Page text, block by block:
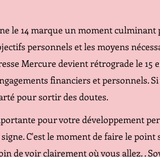
le 14 marque un moment culminant
personnels et les moyens
Mercure devient rétrograde le 15
financiers et personnels. Si
pour sortir des doutes.
pour votre développement
C'est le moment de faire le point
de voir clairement où vous allez. .